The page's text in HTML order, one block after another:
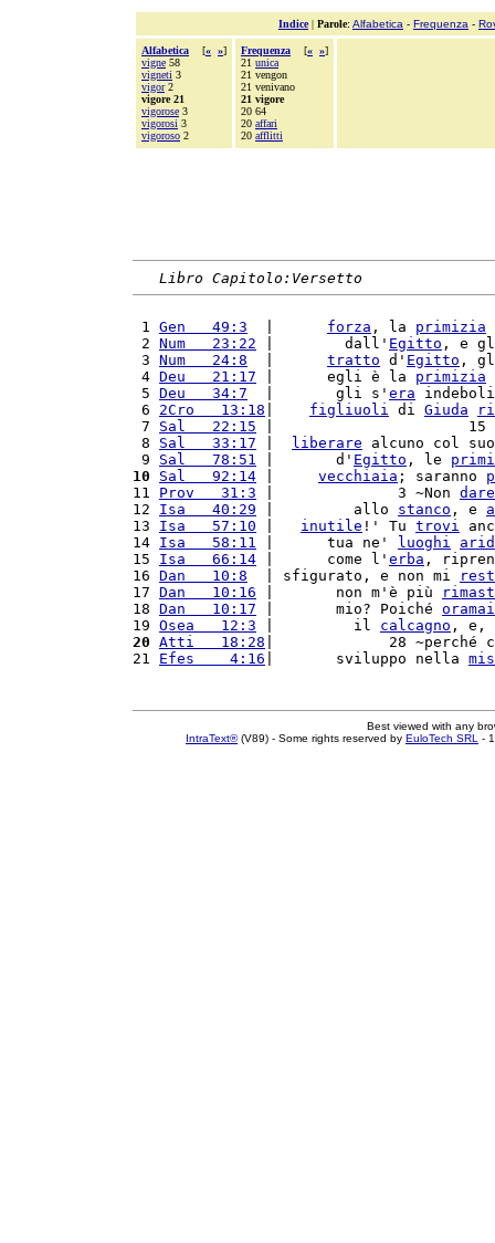
Indice| Parole: Alfabetica - Frequenza -
Alfabetica [« »]
vigne 58
vigneti 3
vigor2
vigore 21
vigorose 3
vigorosi 3
vigoroso 2
Frequenza [« »]
21 unica
21 vengon
21 venivano
21 vigore
20 64
20 affari
20 afflitti
Libro Capitolo:Versetto
1 Gen   49:3 forza , la primizia
2 Num   23:22 |        dall' Egitto , e
3 Num   24:8 tratto d' Egitto ,
4 Deu   21:17 |      egli è la primizia
5 Deu   34:7
  |       gli s'
era
6 2Cro   13:18 figliuoli di Giuda
7 Sal   22:15 |                      15
8 Sal   33:17 liberare alcuno col
9 Sal   78:51 |       d' Egitto , le
10
Sal   92:14 vecchiaia ; saranno
11 Prov   31:3 |              3 ~Non dare
12 Isa   40:29 |         allo stanco , e
13 Isa   57:10 inutile !' Tu trovi
14 Isa   58:11 |      tua ne' luoghi
15 Isa   66:14 |      come l' erba ,
16 Dan   10:8
  | sfigurato, e non mi
17 Dan   10:16 |       non m'è più
18 Dan   10:17 |       mio? Poiché oramai
19 Osea   12:3 |         il calcagno , e,
20 Atti   18:28 |             28 ~perché
21 Efes    4:16 |       sviluppo nella
Best viewed with any
IntraText®(V89) - Some rights reserved by EuloTech SRL -